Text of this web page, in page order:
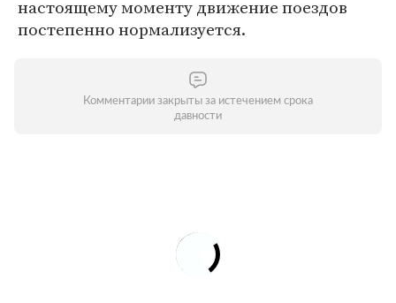
настоящему моменту движение поездов
постепенно нормализуется.
Комментарии закрыты за истечением срока
давности